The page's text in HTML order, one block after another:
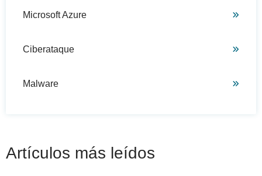
Microsoft Azure
Ciberataque
Malware
Artículos más leídos